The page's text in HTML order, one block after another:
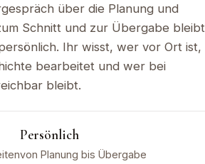
über die Planung und
Schnitt und zur Übergabe bleibt
Ihr wisst, wer vor Ort ist,
bearbeitet und wer bei
bleibt.
Persönlich
von Planung bis Übergabe